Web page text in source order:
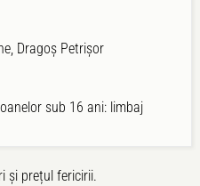
Dragoș Petrișor
sub 16 ani: limbaj
și prețul fericirii.